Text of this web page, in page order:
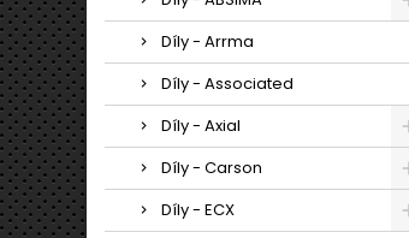
Díly - Arrma
Díly - Associated
Díly - Axial
Díly - Carson
Díly - ECX